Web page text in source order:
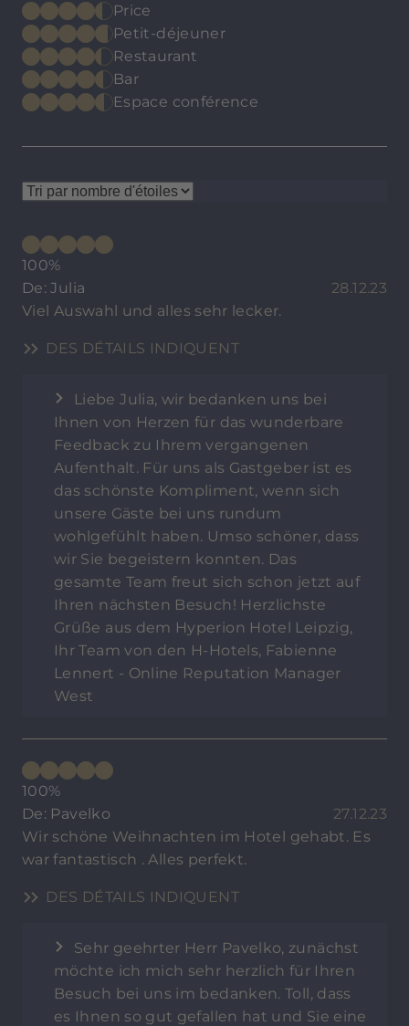
Price
Petit-déjeuner
Restaurant
Bar
Espace conférence
100%
De: Julia
28.12.23
Viel Auswahl und alles sehr lecker.
DES DÉTAILS INDIQUENT
Liebe Julia, wir bedanken uns bei
Ihnen von Herzen für das wunderbare
Feedback zu Ihrem vergangenen
Aufenthalt. Für uns als Gastgeber ist es
das schönste Kompliment, wenn sich
unsere Gäste bei uns rundum
wohlgefühlt haben. Umso schöner, dass
wir Sie begeistern konnten. Das
gesamte Team freut sich schon jetzt auf
Ihren nächsten Besuch! Herzlichste
Grüße aus dem Hyperion Hotel Leipzig,
Ihr Team von den H-Hotels, Fabienne
Lennert - Online Reputation Manager
West
100%
De: Pavelko
27.12.23
Wir schöne Weihnachten im Hotel gehabt. Es
war fantastisch . Alles perfekt.
DES DÉTAILS INDIQUENT
Sehr geehrter Herr Pavelko, zunächst
möchte ich mich sehr herzlich für Ihren
Besuch bei uns im bedanken. Toll, dass
es Ihnen so gut gefallen hat und Sie eine